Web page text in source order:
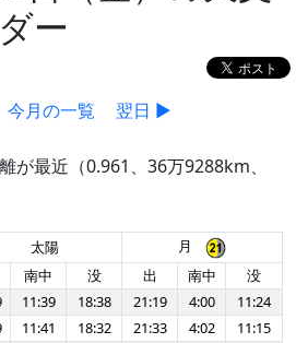
ー
今月の一覧 翌日 ▶
が最近（0.961、36万9288km、
太陽
月
南中 没 出 南中
没
11:39 18:38 21:19 4:00
11:24
11:41 18:32 21:33 4:02
11:15